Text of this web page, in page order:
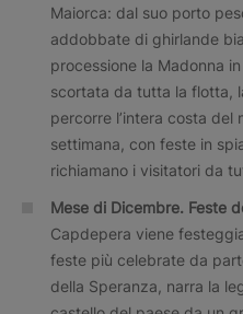
Maiorca: dal suo porto
addobbate di ghirlande
processione la Madonna
scortata da tutta la flotta,
percorre l’intera costa del
settimana, con feste in
richiamano i visitatori da
Mese di Dicembre. Feste
Capdepera viene
feste più celebrate da
della Speranza, narra la